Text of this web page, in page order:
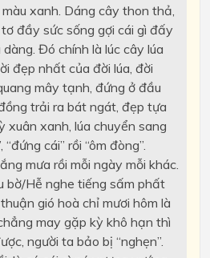
xanh. Dáng cây thon thả,
đầy sức sống gợi cái gì đấy
Đó chính là lúc cây lúa
đẹp nhất của đời lúa, đời
mây tạnh, đứng ở đầu
trải ra bát ngát, đẹp tựa
xuân xanh, lúa chuyển sang
cái” rồi “ôm đòng”.
mưa rồi mỗi ngày mỗi khác.
bờ/Hễ nghe tiếng sấm phất
gió hoà chỉ mươi hôm là
may gặp kỳ khô hạn thì
người ta bảo bị “nghẹn”.